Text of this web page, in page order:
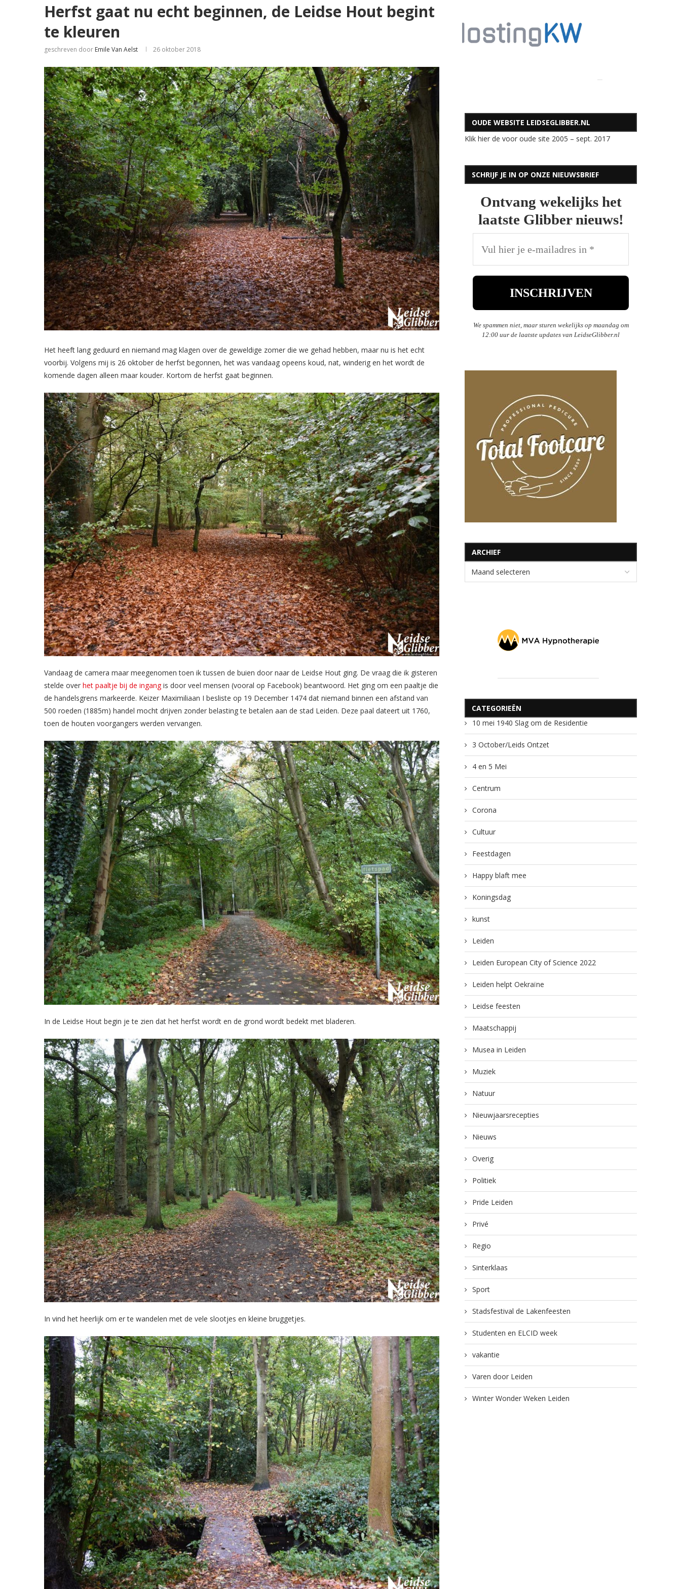
Herfst gaat nu echt beginnen, de Leidse Hout begint
te kleuren
geschreven door Emile Van Aelst 26 oktober 2018
Het heeft lang geduurd en niemand mag klagen over de geweldige zomer die we gehad hebben, maar nu is het echt
voorbij. Volgens mij is 26 oktober de herfst begonnen, het was vandaag opeens koud, nat, winderig en het wordt de
komende dagen alleen maar kouder. Kortom de herfst gaat beginnen.
Vandaag de camera maar meegenomen toen ik tussen de buien door naar de Leidse Hout ging. De vraag die ik gisteren
stelde over het paaltje bij de ingangis door veel mensen (vooral op Facebook) beantwoord. Het ging om een paaltje die
de handelsgrens markeerde. Keizer Maximiliaan I besliste op 19 December 1474 dat niemand binnen een afstand van
500 roeden (1885m) handel mocht drijven zonder belasting te betalen aan de stad Leiden. Deze paal dateert uit 1760,
toen de houten voorgangers werden vervangen.
In de Leidse Hout begin je te zien dat het herfst wordt en de grond wordt bedekt met bladeren.
In vind het heerlijk om er te wandelen met de vele slootjes en kleine bruggetjes.
OUDE WEBSITE LEIDSEGLIBBER.NL
Klik hier de voor oude site 2005 – sept. 2017
SCHRIJF JE IN OP ONZE NIEUWSBRIEF
Ontvang wekelijks het
laatste Glibber nieuws!
We spammen niet, maar sturen wekelijks op maandag om
12:00 uur de laatste updates van LeidseGlibber.nl
ARCHIEF
CATEGORIEËN
10 mei 1940 Slag om de Residentie
3 October/Leids Ontzet
4 en 5 Mei
Centrum
Corona
Cultuur
Feestdagen
Happy blaft mee
Koningsdag
kunst
Leiden
Leiden European City of Science 2022
Leiden helpt Oekraïne
Leidse feesten
Maatschappij
Musea in Leiden
Muziek
Natuur
Nieuwjaarsrecepties
Nieuws
Overig
Politiek
Pride Leiden
Privé
Regio
Sinterklaas
Sport
Stadsfestival de Lakenfeesten
Studenten en ELCID week
vakantie
Varen door Leiden
Winter Wonder Weken Leiden